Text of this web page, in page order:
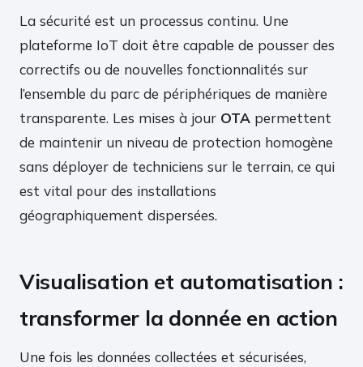
La sécurité est un processus continu. Une
plateforme IoT doit être capable de pousser des
correctifs ou de nouvelles fonctionnalités sur
l’ensemble du parc de périphériques de manière
transparente. Les mises à jour OTA permettent
de maintenir un niveau de protection homogène
sans déployer de techniciens sur le terrain, ce qui
est vital pour des installations
géographiquement dispersées.
Visualisation et automatisation :
transformer la donnée en action
Une fois les données collectées et sécurisées,